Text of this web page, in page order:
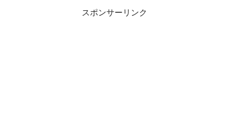
スポンサーリンク